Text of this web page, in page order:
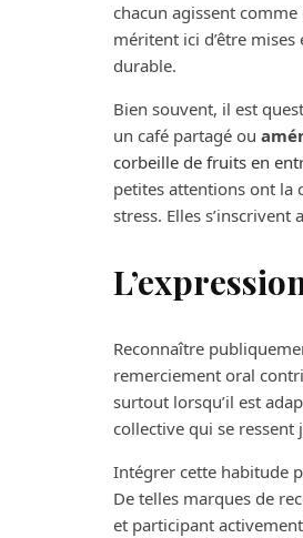
chacun agissent
méritent ici d’être
durable.
Bien souvent, il est
un café partagé ou
corbeille de fruits en
petites attentions ont la
stress. Elles
Reconnaître
remerciement oral
surtout lorsqu’il est
collective qui se ressent
Intégrer cette habitude
De telles marques de
et participant